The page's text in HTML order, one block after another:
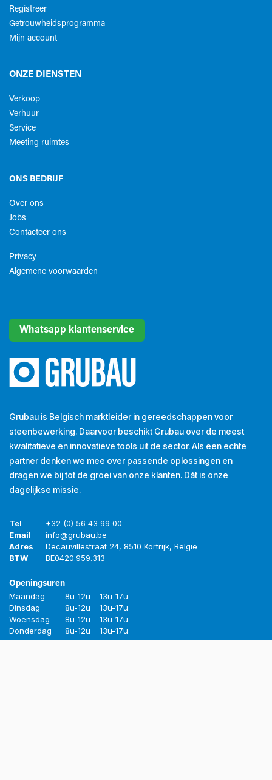
Registreer
Getrouwheidsprogramma
Mijn account
ONZE DIENSTEN
Verkoop
Verhuur
Service
Meeting ruimtes
ONS BEDRIJF
Over ons
Jobs
Contacteer ons
Privacy
Algemene voorwaarden​
Whatsapp klantenservice
Grubau is Belgisch marktleider in gereedschappen voor
steenbewerking. Daarvoor beschikt Grubau over de meest
kwalitatieve en innovatieve tools uit de sector. Als een echte
partner denken we mee over passende oplossingen en
dragen we bij tot de groei van onze klanten. Dát is onze
dagelijkse missie.
Tel
+32 (0) 56 43 99 00
Email
info@grubau.be
Adres
Decauvillestraat 24, 8510 Kortrijk, België
BTW
BE0420.959.313
Openingsuren
Maandag 8u-12u
13u-17u
Dinsdag
8u-12u
13u-17u
Woensdag
8u-12u
13u-17u
Donderdag
8u-12u
13u-17u
Vrijdag
8u-12u 13u-16u